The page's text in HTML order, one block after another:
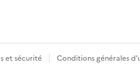
et sécurité Conditions générales